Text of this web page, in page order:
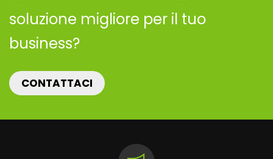
soluzione migliore per il tuo
business?
CONTATTACI